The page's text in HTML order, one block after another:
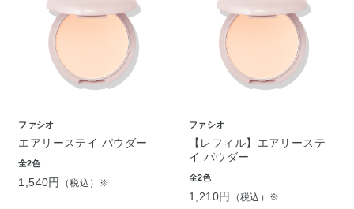
ファシオ
エアリーステイ パウダー
全2色
1,540円 （税込）※
ファシオ
【レフィル】エアリーステ
イ パウダー
全2色
1,210円 （税込）※